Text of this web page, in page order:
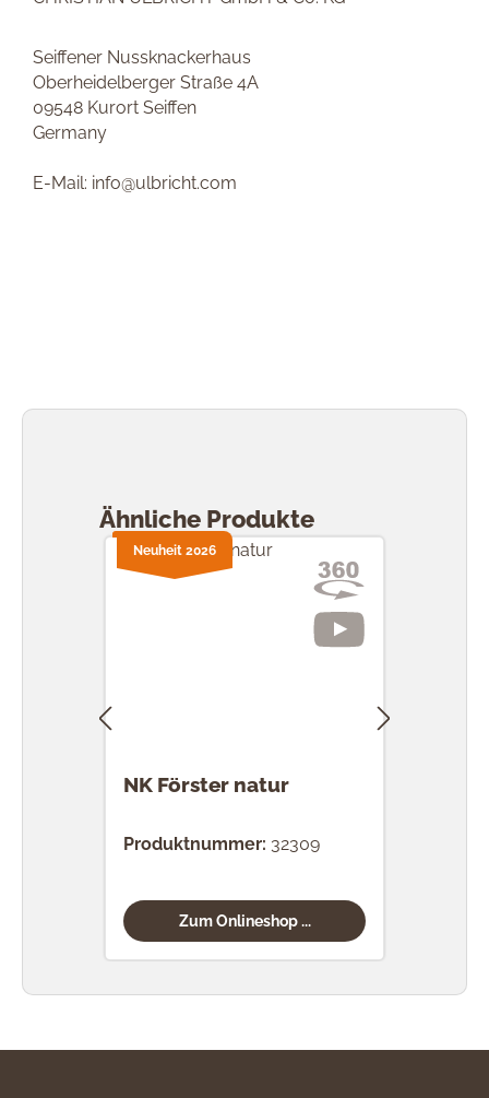
Seiffener Nussknackerhaus
Oberheidelberger Straße 4A
09548 Kurort Seiffen
Germany
E-Mail: info@ulbricht.com
Ähnliche Produkte
NK Förster natur
Produktnummer: 32309
Zum Onlineshop ...
Neuheit 2026